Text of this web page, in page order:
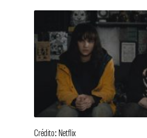
Crédito: Netflix